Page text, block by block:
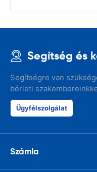
Segítség és
Segítségre van
bérleti
Ügyfélszolgálat
Számla